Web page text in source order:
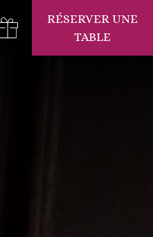
RÉSERVER UNE
TABLE